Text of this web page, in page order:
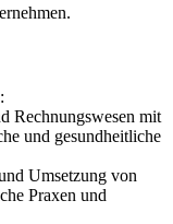
:
Rechnungswesen mit
und gesundheitliche
Umsetzung von
Praxen und